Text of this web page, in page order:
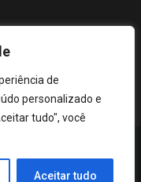
de
personalizado e
tudo", você
Aceitar tudo
porPágina